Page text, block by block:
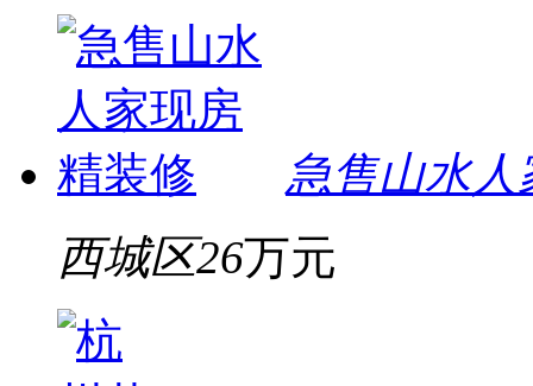
急售山水
西城区26万元